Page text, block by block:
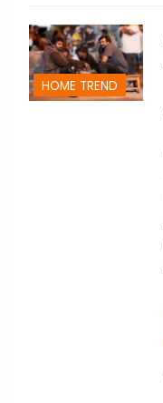
HOME TREND